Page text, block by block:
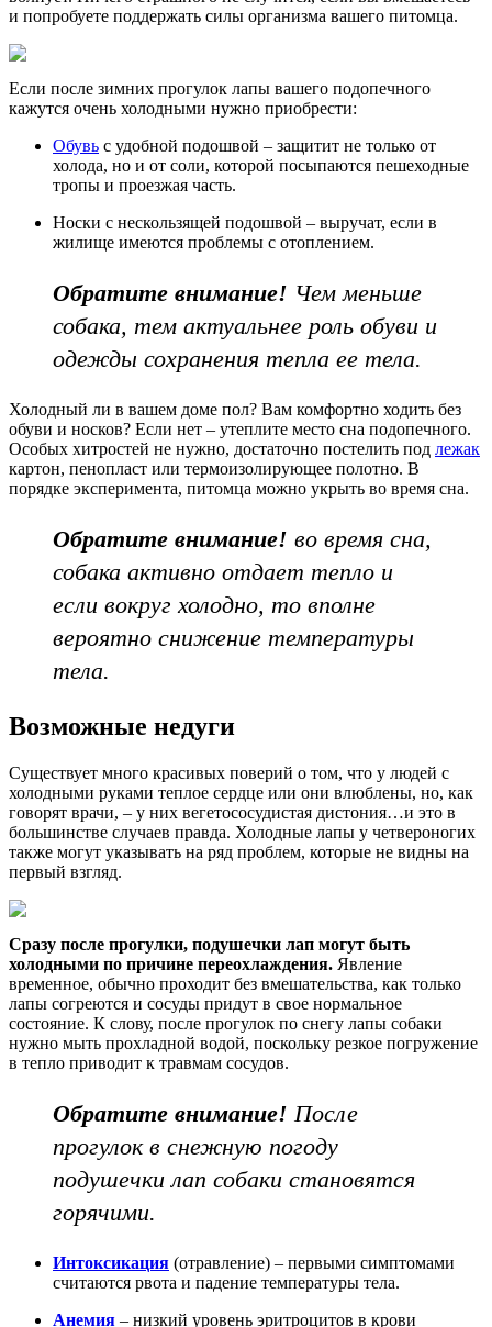
и попробуете поддержать силы организма вашего питомца.
Если после зимних прогулок лапы вашего подопечного
кажутся очень холодными нужно приобрести:
Обувь с удобной подошвой – защитит не только от
холода, но и от соли, которой посыпаются пешеходные
тропы и проезжая часть.
Носки с нескользящей подошвой – выручат, если в
жилище имеются проблемы с отоплением.
Обратите внимание! Чем меньше
собака, тем актуальнее роль обуви и
одежды сохранения тепла ее тела.
Холодный ли в вашем доме пол? Вам комфортно ходить без
обуви и носков? Если нет – утеплите место сна подопечного.
Особых хитростей не нужно, достаточно постелить под лежак
картон, пенопласт или термоизолирующее полотно. В
порядке эксперимента, питомца можно укрыть во время сна.
Обратите внимание! во время сна,
собака активно отдает тепло и
если вокруг холодно, то вполне
вероятно снижение температуры
тела.
Возможные недуги
Существует много красивых поверий о том, что у людей с
холодными руками теплое сердце или они влюблены, но, как
говорят врачи, – у них вегетососудистая дистония…и это в
большинстве случаев правда. Холодные лапы у четвероногих
также могут указывать на ряд проблем, которые не видны на
первый взгляд.
Сразу после прогулки, подушечки лап могут быть
холодными по причине переохлаждения. Явление
временное, обычно проходит без вмешательства, как только
лапы согреются и сосуды придут в свое нормальное
состояние. К слову, после прогулок по снегу лапы собаки
нужно мыть прохладной водой, поскольку резкое погружение
в тепло приводит к травмам сосудов.
Обратите внимание! После
прогулок в снежную погоду
подушечки лап собаки становятся
горячими.
Интоксикация (отравление) – первыми симптомами
считаются рвота и падение температуры тела.
Анемия – низкий уровень эритроцитов в крови